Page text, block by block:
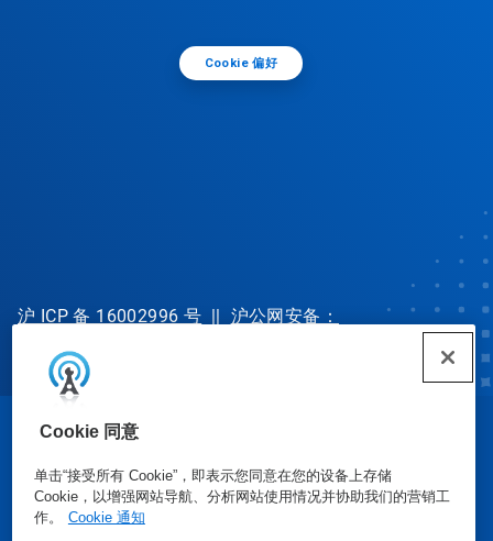
Cookie 同意
单击“接受所有 Cookie”，即表示您同意在您的设备上存储
Cookie，以增强网站导航、分析网站使用情况并协助我们的营销工
作。
Cookie 通知
Cookie 偏好
沪 ICP 备 16002996 号 || 沪公网安备：
31010702002902 号
安全数据表 | 隐私政策|使用条款